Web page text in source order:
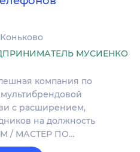
Коньково
МУСИЕНКО
компания по
с расширением,
на должность
/ МАСТЕР ПО…